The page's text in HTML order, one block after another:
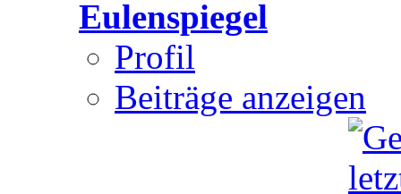
Eulenspiegel
Profil
Beiträge anzeigen